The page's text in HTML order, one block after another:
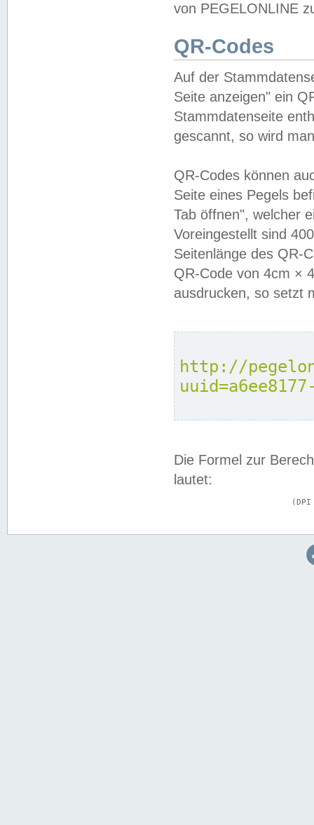
von PEGELONLINE
QR-Codes
Auf der
Seite anzeigen" ein
Stammdatenseite
gescannt, so wird
QR-Codes können
Seite eines Pegels
Tab öffnen", welcher
Voreingestellt sind
Seitenlänge des QR-
QR-Code von 4cm ×
ausdrucken, so setzt
http://
Die Formel zur
lautet: